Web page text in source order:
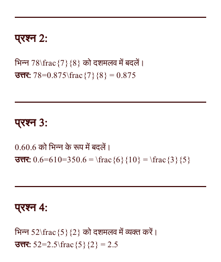
प्रश्न 2:
भिन्न 78\frac{7}{8} को दशमलव में बदलें।
उत्तर: 78=0.875\frac{7}{8} = 0.875
प्रश्न 3:
0.60.6 को भिन्न के रूप में बदलें।
उत्तर: 0.6=610=350.6 = \frac{6}{10} = \frac{3}{5}
प्रश्न 4:
भिन्न 52\frac{5}{2} को दशमलव में व्यक्त करें।
उत्तर: 52=2.5\frac{5}{2} = 2.5